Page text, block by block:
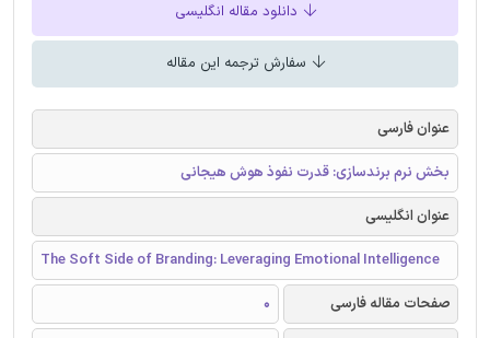
دانلود مقاله انگلیسی
سفارش ترجمه این مقاله
عنوان فارسی
بخش نرم برندسازی: قدرت نفوذ هوش هیجانی
عنوان انگلیسی
The Soft Side of Branding: Leveraging Emotional Intelligence
صفحات مقاله فارسی
0